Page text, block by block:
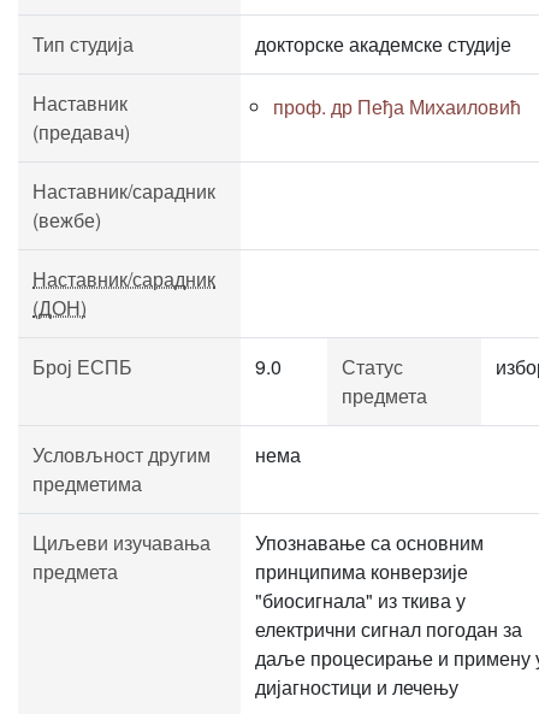
Тип студија докторске академске студије
Наставник
(предавач)
проф. др Пеђа Михаиловић
Наставник/сарадник
(вежбе)
Наставник/сарадник
(ДОН)
Број ЕСПБ 9.0
Статус
предмета
Условљност другим
предметима
нема
Циљеви изучавања
предмета
Упознавање са основним
принципима конверзије
"биосигнала" из ткива у
електрични сигнал погодан за
даље процесирање и примену
дијагностици и лечењу